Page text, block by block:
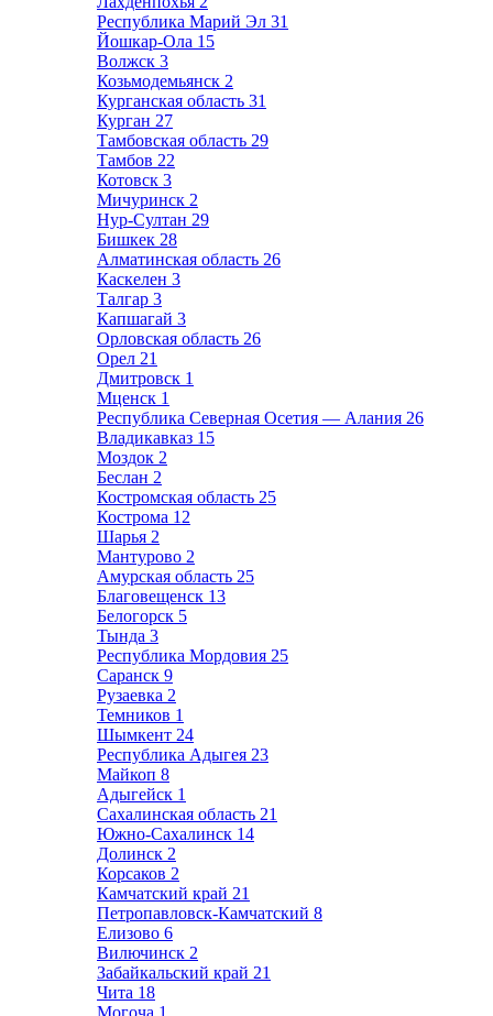
Республика Марий Эл 31
Йошкар-Ола 15
Волжск 3
Козьмодемьянск 2
Курганская область 31
Курган 27
Тамбовская область 29
Тамбов 22
Котовск 3
Мичуринск 2
Нур-Султан 29
Бишкек 28
Алматинская область 26
Каскелен 3
Талгар 3
Капшагай 3
Орловская область 26
Орел 21
Дмитровск 1
Мценск 1
Республика Северная Осетия — Алания 26
Владикавказ 15
Моздок 2
Беслан 2
Костромская область 25
Кострома 12
Шарья 2
Мантурово 2
Амурская область 25
Благовещенск 13
Белогорск 5
Тында 3
Республика Мордовия 25
Саранск 9
Рузаевка 2
Темников 1
Шымкент 24
Республика Адыгея 23
Майкоп 8
Адыгейск 1
Сахалинская область 21
Южно-Сахалинск 14
Долинск 2
Корсаков 2
Камчатский край 21
Петропавловск-Камчатский 8
Елизово 6
Вилючинск 2
Забайкальский край 21
Чита 18
Могоча 1